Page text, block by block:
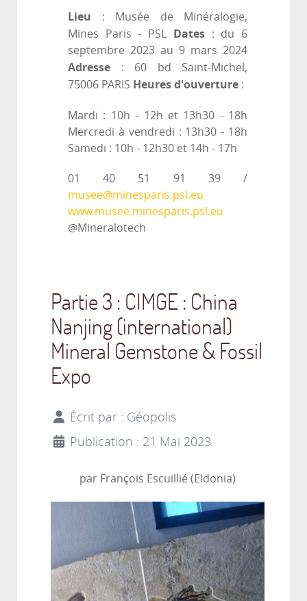
Lieu
: Musée de Minéralogie,
Mines Paris - PSL Dates : du 6
septembre 2023 au 9 mars 2024
Adresse
: 60 bd Saint-Michel,
75006 PARIS Heures d'ouverture :
Mardi : 10h - 12h et 13h30 - 18h
Mercredi à vendredi : 13h30 - 18h
Samedi : 10h - 12h30 et 14h - 17h
01 40 51 91 39 /
musee@minesparis.psl.eu
www.musee.minesparis.psl.eu
@Mineralotech
Partie 3 : CIMGE : China
Nanjing (international)
Mineral Gemstone & Fossil
Expo
Écrit par : Géopolis
Publication : 21 Mai 2023
par François Escuillié (Eldonia)